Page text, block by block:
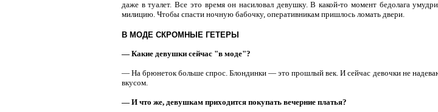
даже в туалет. Все это время он насиловал девушку. В какой-то момент бедолага
милицию. Чтобы спасти ночную бабочку, оперативникам пришлось ломать двери.
В МОДЕ СКРОМНЫЕ ГЕТЕРЫ
— Какие девушки сейчас "в моде"?
— На брюнеток больше спрос. Блондинки — это прошлый век. И сейчас девочки не
вкусом.
— И что же, девушкам приходится покупать вечерние платья?